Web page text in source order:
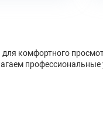
комфортного
профессиональные